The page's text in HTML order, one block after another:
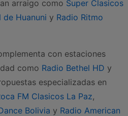
arraigo como Super Clasicos
de Huanuni y Radio Ritmo
con estaciones
como Radio Bethel HD y
especializadas en
FM Clasicos La Paz,
Bolivia y Radio American